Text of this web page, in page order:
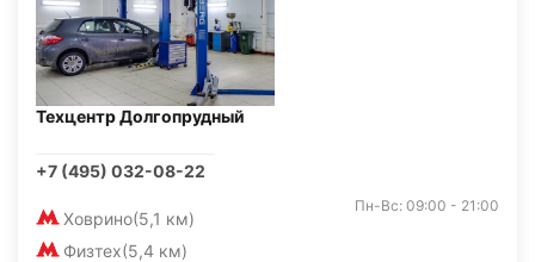
Техцентр Долгопрудный
+7 (495) 032-08-22
Ховрино(5,1 км)
Физтех(5,4 км)
Пн-Вс: 09:00 - 21:00